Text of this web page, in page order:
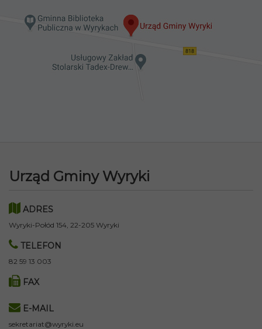
Urząd Gminy Wyryki
ADRES
Wyryki-Połód 154, 22-205 Wyryki
TELEFON
82 59 13 003
FAX
E-MAIL
sekretariat@wyryki.eu